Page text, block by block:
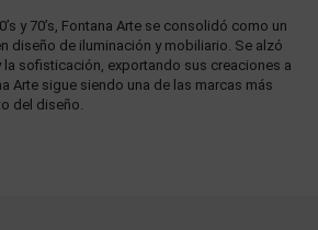
y 70’s, Fontana Arte se consolidó como un
diseño de iluminación y mobiliario. Se alzó
sofisticación, exportando sus creaciones a
Arte sigue siendo una de las marcas más
del diseño.